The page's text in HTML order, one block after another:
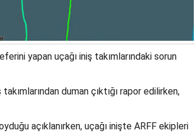
yapan uçağı iniş takımlarındaki sorun
duman çıktığı rapor edilirken,
açıklanırken, uçağı inişte ARFF ekipleri